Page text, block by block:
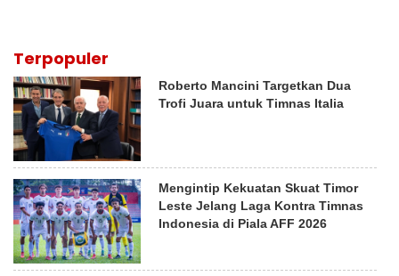
Terpopuler
Roberto Mancini Targetkan Dua
Trofi Juara untuk Timnas Italia
Mengintip Kekuatan Skuat Timor
Leste Jelang Laga Kontra Timnas
Indonesia di Piala AFF 2026